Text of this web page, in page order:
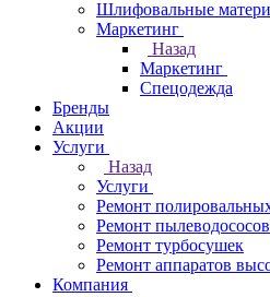
Шлифовальные
Маркетинг
Назад
Маркетинг
Спецодежда
Бренды
Акции
Услуги
Назад
Услуги
Ремонт
Ремонт пылеводососов
Ремонт турбосушек
Ремонт аппаратов
Компания